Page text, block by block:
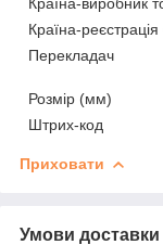
Країна-
Перекладач
Розмір (мм)
Штрих-код
Приховати
Умови доставки